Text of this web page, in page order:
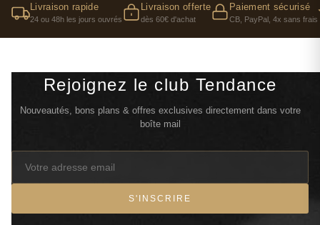
Livraison rapide
24 ou 48h les jours ouvrés
Livraison offerte
dès 60€ d'achat
Paiement sécurisé
CB, PayPal, 4x sans frais
Rejoignez le club Tendance
Nouveautés, bons plans & offres exclusives directement dans votre
boîte mail
S'INSCRIRE